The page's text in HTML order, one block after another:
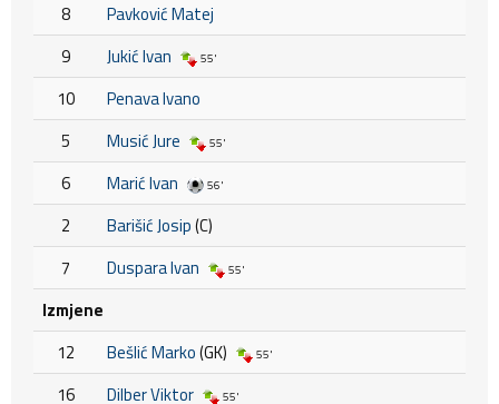
8
Pavković Matej
9
Jukić Ivan 55'
10
Penava Ivano
5
Musić Jure 55'
6 Marić Ivan 56'
2 Barišić Josip(C)
7
Duspara Ivan 55'
Izmjene
12
Bešlić Marko(GK) 55'
16 Dilber Viktor 55'